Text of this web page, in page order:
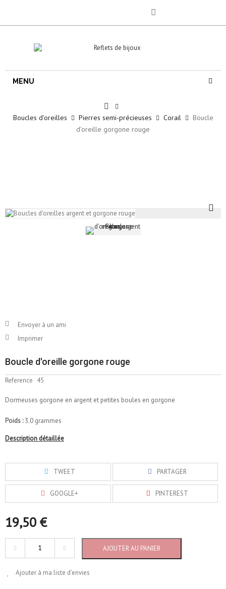
MENU
Boucles d'oreilles Pierres semi-précieuses Corail
Boucle
d'oreille gorgone rouge
Envoyer à un ami
Imprimer
Boucle d'oreille gorgone rouge
Reference 45
Dormeuses gorgone en argent et petites boules en gorgone
Poids :3.0 grammes
Description détaillée
TWEET PARTAGER
GOOGLE+ PINTEREST
19,50 €
AJOUTER AU PANIER
Ajouter à ma liste d'envies